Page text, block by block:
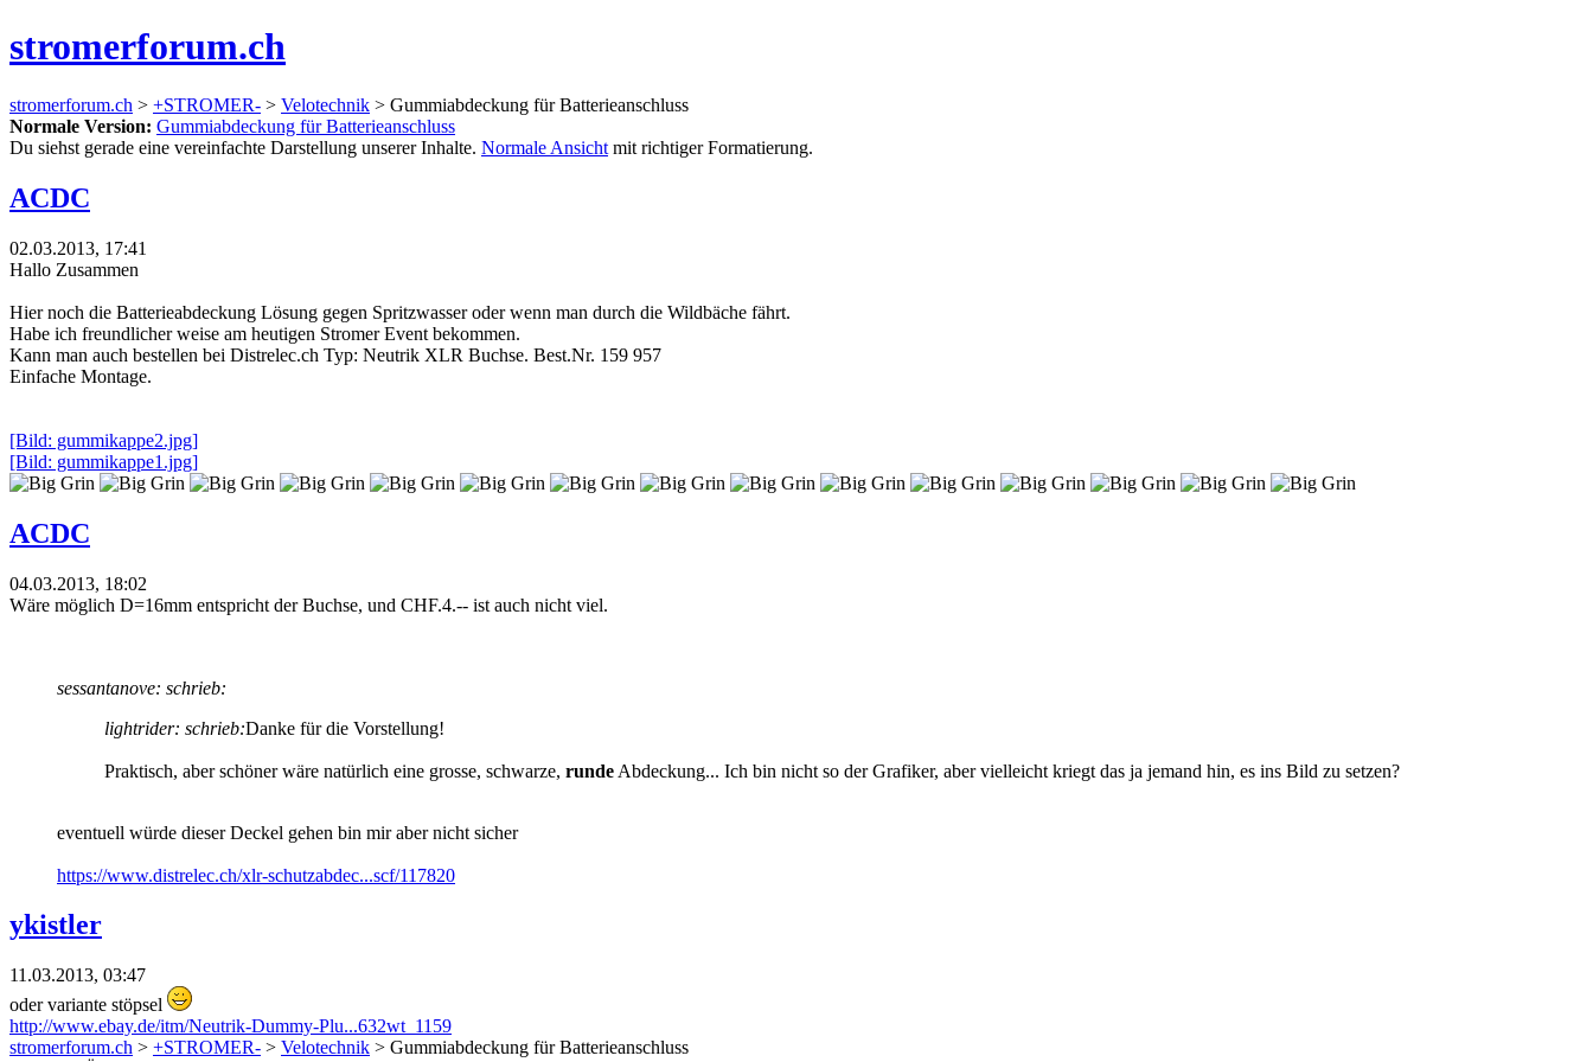
stromerforum.ch
stromerforum.ch > +STROMER- > Velotechnik > Gummiabdeckung für Batterieanschluss
Normale Version: Gummiabdeckung für Batterieanschluss
Du siehst gerade eine vereinfachte Darstellung unserer Inhalte. Normale Ansicht mit richtiger Formatierung.
ACDC
02.03.2013, 17:41
Hallo Zusammen
Hier noch die Batterieabdeckung Lösung gegen Spritzwasser oder wenn man durch die Wildbäche fährt.
Habe ich freundlicher weise am heutigen Stromer Event bekommen.
Kann man auch bestellen bei Distrelec.ch Typ: Neutrik XLR Buchse. Best.Nr. 159 957
Einfache Montage.
[Bild: gummikappe2.jpg]
[Bild: gummikappe1.jpg]
ACDC
04.03.2013, 18:02
Wäre möglich D=16mm entspricht der Buchse, und CHF.4.-- ist auch nicht viel.
sessantanove: schrieb:
lightrider: schrieb:Danke für die Vorstellung!
Praktisch, aber schöner wäre natürlich eine grosse, schwarze, runde Abdeckung... Ich bin nicht so der Grafiker, aber vielleicht kriegt das ja jemand hin, es ins Bild zu setzen?
eventuell würde dieser Deckel gehen bin mir aber nicht sicher
https://www.distrelec.ch/xlr-schutzabdec...scf/117820
ykistler
11.03.2013, 03:47
oder variante stöpsel
http://www.ebay.de/itm/Neutrik-Dummy-Plu...632wt_1159
stromerforum.ch > +STROMER- > Velotechnik > Gummiabdeckung für Batterieanschluss